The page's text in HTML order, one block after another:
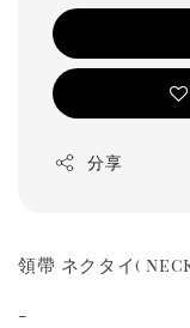
分享
領帶 ネクタイ(
-